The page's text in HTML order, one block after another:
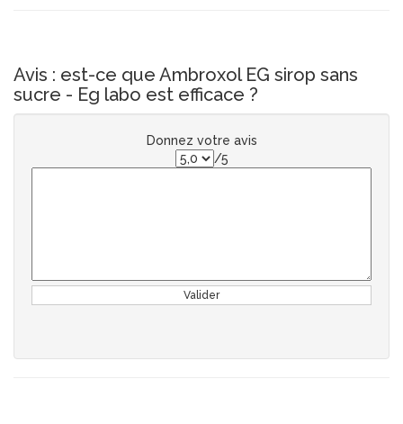
Avis : est-ce que Ambroxol EG sirop sans
sucre - Eg labo est efficace ?
Donnez votre avis
/5
Valider